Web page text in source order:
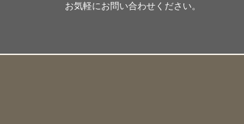
お気軽にお問い合わせください。